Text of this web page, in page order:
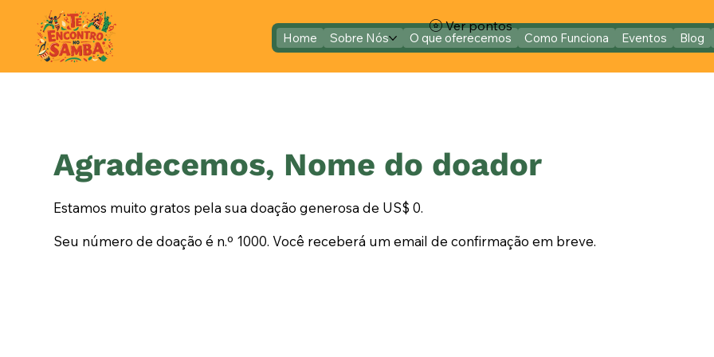
Home Sobre Nós O que oferecemos Como Funciona Eventos Blog
Ver pontos
Agradecemos, Nome do doador
Estamos muito gratos pela sua doação generosa de US$ 0.
Seu número de doação é n.º 1000. Você receberá um email de confirmação em breve.